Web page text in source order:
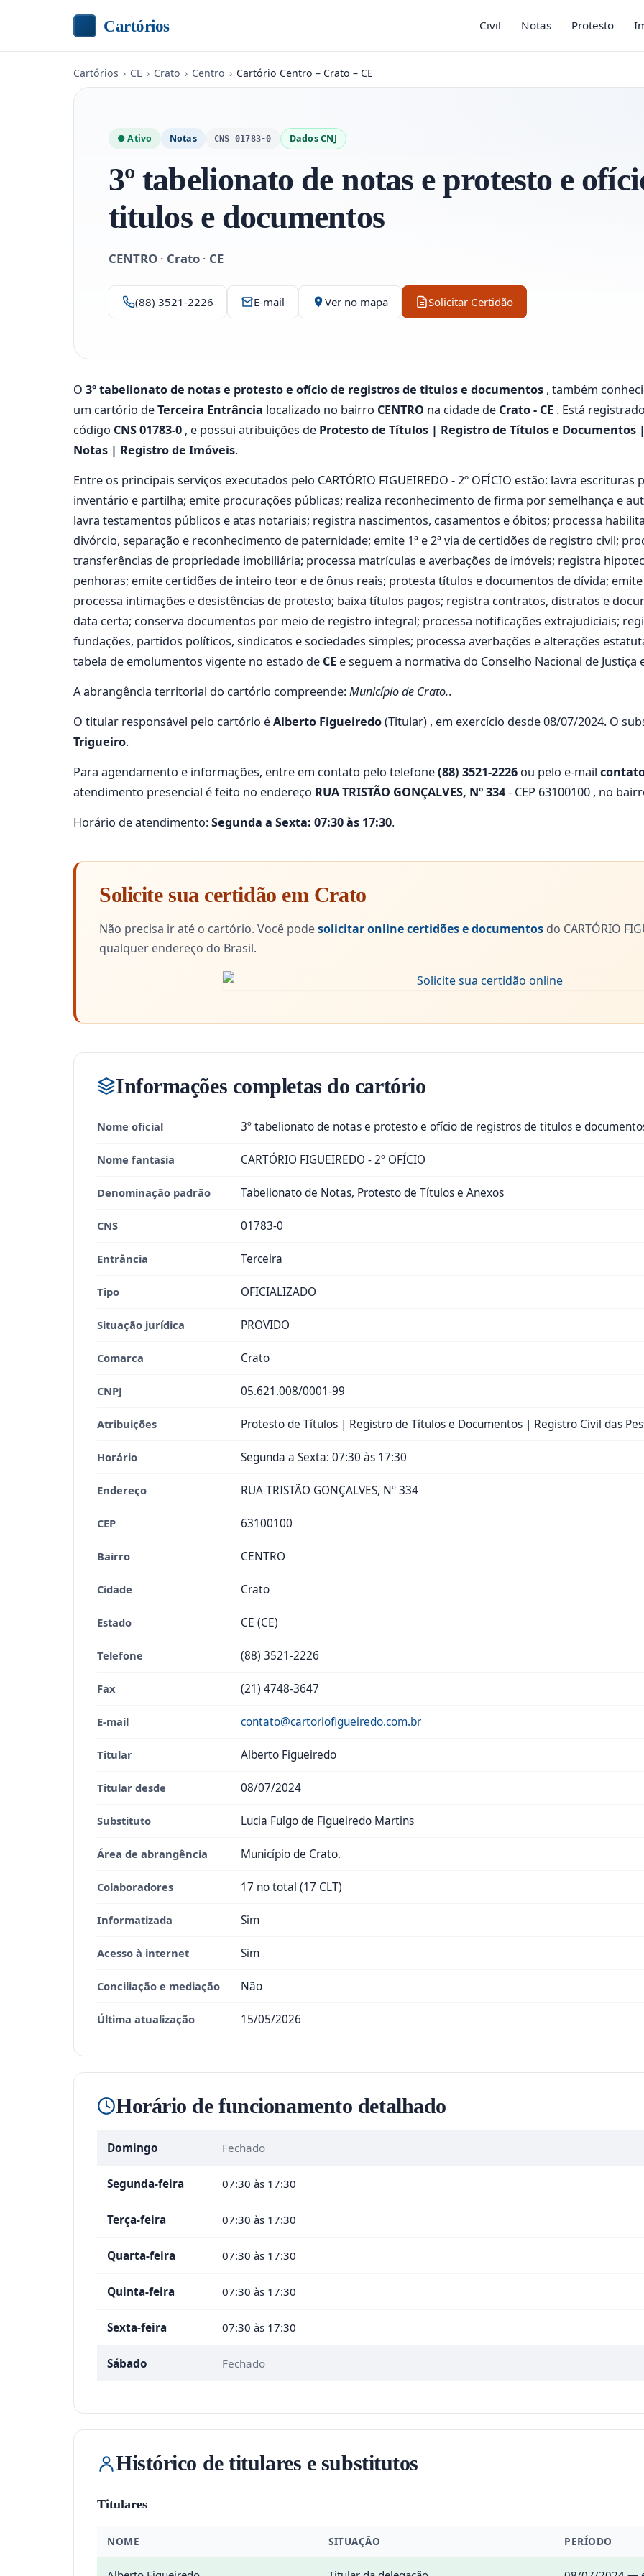
Cartórios Civil Notas Protesto
Cartórios › CE › Crato › Centro › Cartório Centro – Crato – CE
● Ativo Notas CNS 01783-0 Dados CNJ
3º tabelionato de notas e protesto e
titulos e documentos
CENTRO · Crato · CE
(88) 3521-2226 E-mail Ver no mapa Solicitar Certidão
O 3º tabelionato de notas e protesto e ofício de registros de titulos e documentos , também
um cartório deTerceira Entrância localizado no bairro CENTRO na cidade de Crato - CE . Está
código CNS 01783-0 , e possui atribuições de Protesto de Títulos | Registro de Títulos e Documentos
Notas | Registro de Imóveis.
Entre os principais serviços executados pelo CARTÓRIO FIGUEIREDO - 2º OFÍCIO estão: lavra
inventário e partilha; emite procurações públicas; realiza reconhecimento de firma por semelhança e
lavra testamentos públicos e atas notariais; registra nascimentos, casamentos e óbitos; processa
divórcio, separação e reconhecimento de paternidade; emite 1ª e 2ª via de certidões de registro civil;
transferências de propriedade imobiliária; processa matrículas e averbações de imóveis; registra
penhoras; emite certidões de inteiro teor e de ônus reais; protesta títulos e documentos de dívida;
processa intimações e desistências de protesto; baixa títulos pagos; registra contratos, distratos e
data certa; conserva documentos por meio de registro integral; processa notificações extrajudiciais;
fundações, partidos políticos, sindicatos e sociedades simples; processa averbações e alterações
tabela de emolumentos vigente no estado de CE e seguem a normativa do Conselho Nacional de Justiça
A abrangência territorial do cartório compreende:Município de Crato..
O titular responsável pelo cartório éAlberto Figueiredo(Titular) , em exercício desde 08/07/2024. O
Trigueiro.
Para agendamento e informações, entre em contato pelo telefone(88) 3521-2226 ou pelo e-mail
atendimento presencial é feito no endereço RUA TRISTÃO GONÇALVES, Nº 334- CEP 63100100 , no
Horário de atendimento:Segunda a Sexta: 07:30 às 17:30.
Solicite sua certidão em Crato
Não precisa ir até o cartório. Você podesolicitar online certidões e documentos do CARTÓRIO
qualquer endereço do Brasil.
Informações completas do cartório
Nome oficial 3º tabelionato de notas e protesto e ofício de registros de titulos e
Nome fantasia CARTÓRIO FIGUEIREDO - 2º OFÍCIO
Denominação padrão Tabelionato de Notas, Protesto de Títulos e Anexos
CNS 01783-0
Entrância Terceira
Tipo OFICIALIZADO
Situação jurídica PROVIDO
Comarca Crato
CNPJ 05.621.008/0001-99
Atribuições Protesto de Títulos | Registro de Títulos e Documentos | Registro Civil das
Horário Segunda a Sexta: 07:30 às 17:30
Endereço RUA TRISTÃO GONÇALVES, Nº 334
CEP 63100100
Bairro CENTRO
Cidade Crato
Estado CE (CE)
Telefone (88) 3521-2226
Fax (21) 4748-3647
E-mail contato@cartoriofigueiredo.com.br
Titular Alberto Figueiredo
Titular desde 08/07/2024
Substituto Lucia Fulgo de Figueiredo Martins
Área de abrangência Município de Crato.
Colaboradores 17 no total (17 CLT)
Informatizada Sim
Acesso à internet Sim
Conciliação e mediação Não
Última atualização 15/05/2026
Horário de funcionamento detalhado
Domingo Fechado
Segunda-feira 07:30 às 17:30
Terça-feira 07:30 às 17:30
Quarta-feira 07:30 às 17:30
Quinta-feira 07:30 às 17:30
Sexta-feira 07:30 às 17:30
Sábado Fechado
Histórico de titulares e substitutos
Titulares
NOME SITUAÇÃO PERÍODO